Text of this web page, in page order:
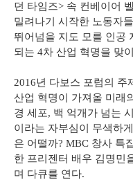
던 타임즈> 속 컨베이어
밀려나기 시작한 노동자
뛰어넘을 지도 모를 인공
되는 4차 산업 혁명을 맞
2016년 다보스 포럼의
산업 혁명이 가져올 미래
경 세포, 백 억개가 넘는
이라는 자부심이 무색하
은 어떨까? MBC 창사 특
한 프리젠터 배우 김명민
며 다큐를 연다.